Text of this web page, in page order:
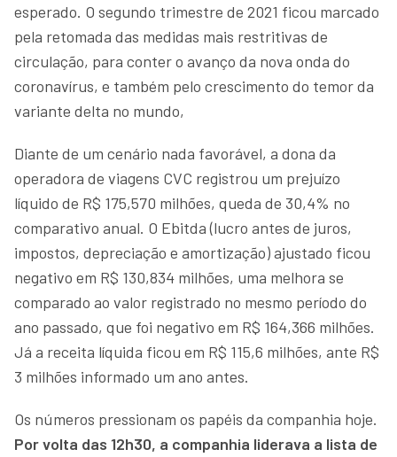
esperado. O segundo trimestre de 2021 ficou marcado
pela retomada das medidas mais restritivas de
circulação, para conter o avanço da nova onda do
coronavírus, e também pelo crescimento do temor da
variante delta no mundo,
Diante de um cenário nada favorável, a dona da
operadora de viagens CVC registrou um prejuízo
líquido de R$ 175,570 milhões, queda de 30,4% no
comparativo anual. O Ebitda (lucro antes de juros,
impostos, depreciação e amortização) ajustado ficou
negativo em R$ 130,834 milhões, uma melhora se
comparado ao valor registrado no mesmo período do
ano passado, que foi negativo em R$ 164,366 milhões.
Já a receita líquida ficou em R$ 115,6 milhões, ante R$
3 milhões informado um ano antes.
Os números pressionam os papéis da companhia hoje.
Por volta das 12h30, a companhia liderava a lista de